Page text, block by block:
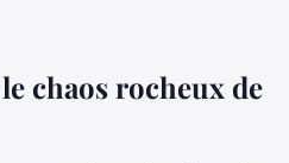
chaos rocheux de